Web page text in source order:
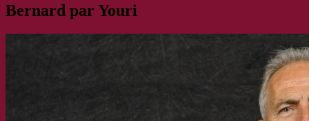
Bernard par Youri